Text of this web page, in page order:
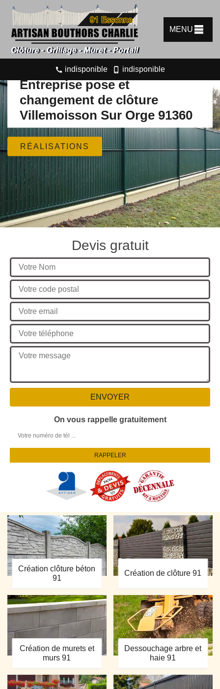
MENU
indisponible indisponible
Entreprise pose et
changement de clôture
Villemoisson Sur Orge 91360
RÉALISATIONS
Devis gratuit
On vous rappelle gratuitement
Création clôture béton
91
Création de clôture 91
Création de murets et
murs 91
Dessouchage arbre et
haie 91